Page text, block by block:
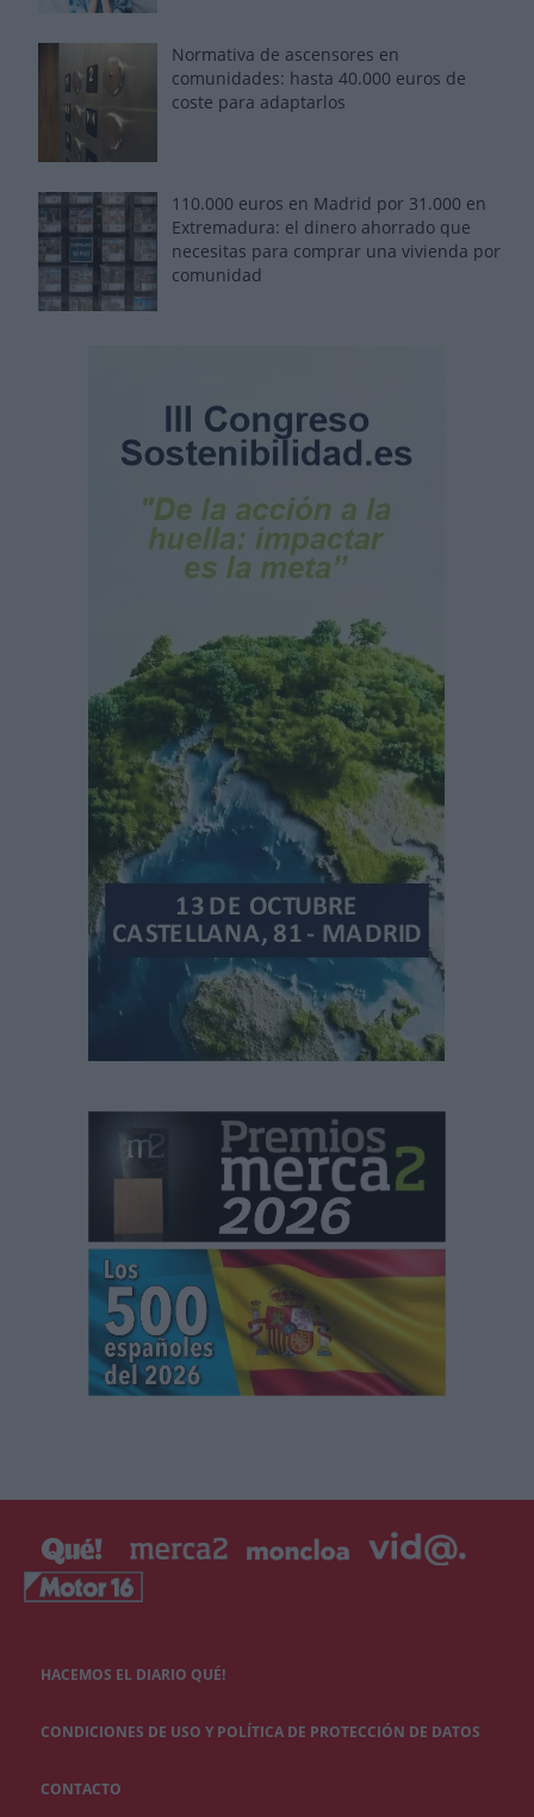
Normativa de ascensores en
comunidades: hasta 40.000 euros de
coste para adaptarlos
110.000 euros en Madrid por 31.000 en
Extremadura: el dinero ahorrado que
necesitas para comprar una vivienda por
comunidad
HACEMOS EL DIARIO QUÉ!
CONDICIONES DE USO Y POLÍTICA DE PROTECCIÓN DE DATOS
CONTACTO